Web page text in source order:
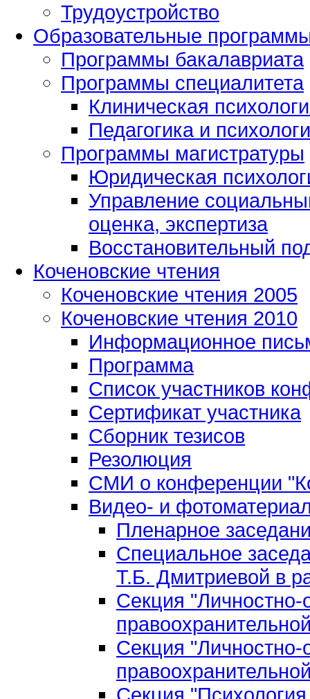
Трудоустройство
Образовательные
Программы бакалавриата
Программы специалитета
Клиническая
Педагогика и
Программы магистратуры
Юридическая
Управление
оценка, экспертиза
Восстановительный
Коченовские чтения
Коченовские чтения 2005
Коченовские чтения 2010
Информационное
Программа
Список участников
Сертификат участника
Сборник тезисов
Резолюция
СМИ о конференции
Видео- и
Пленарное
Специальное
Т.Б. Дмитриевой в
Секция "Личностно-
Секция "Личностно-